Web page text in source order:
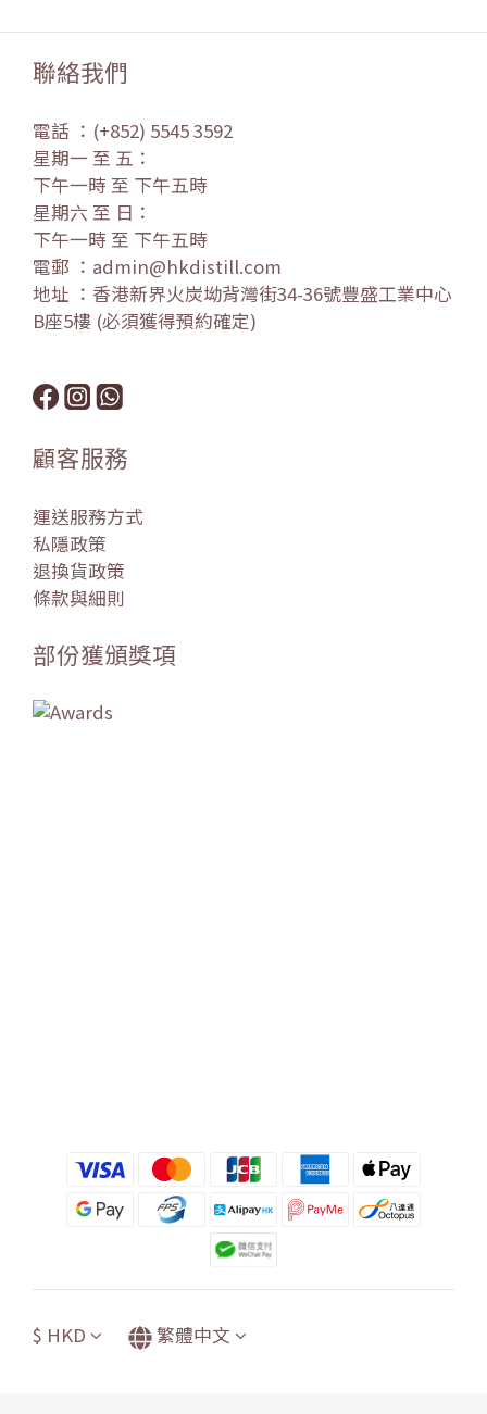
聯絡我們
電話 ：(+852) 5545 3592
星期一 至 五：
下午一時 至 下午五時
星期六 至 日：
下午一時 至 下午五時
電郵 ：admin@hkdistill.com
地址 ：香港新界火炭坳背灣街34-36號豐盛工業中心
B座5樓 (必須獲得預約確定)
顧客服務
運送服務方式
私隱政策
退換貨政策
條款與細則
部份獲頒獎項
$ HKD 繁體中文